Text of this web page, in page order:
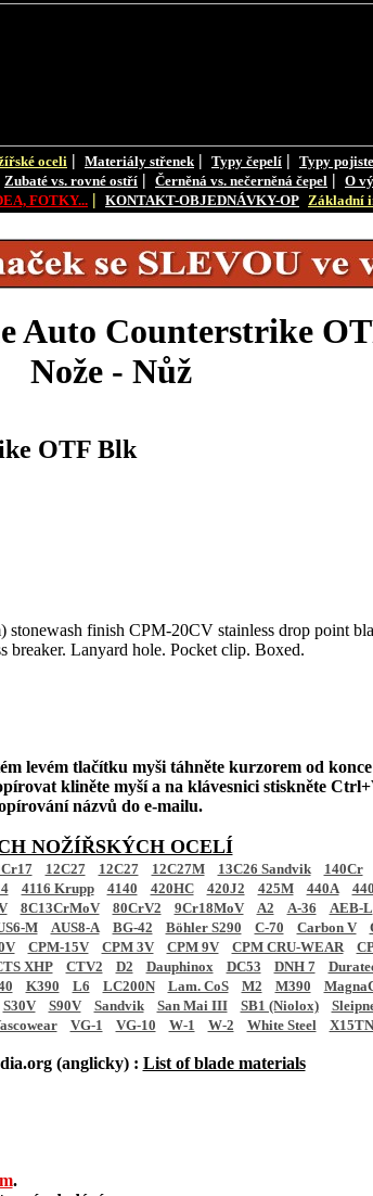
oceli | Materiály střenek | Typy čepelí | Typy
Zubaté vs. rovné ostří | Černěná vs. nečerněná čepel | O
FOTKY... | KONTAKT-OBJEDNÁVKY-OP Základní
Auto Counterstrike
Nože - Nůž
OTF Blk
finish CPM-20CV stainless drop point
breaker. Lanyard hole. Pocket clip. Boxed.
levém tlačítku myši táhněte kurzorem od
kliněte myší a na klávesnici stiskněte
názvů do e-mailu.
NOŽÍŘSKÝCH OCELÍ
12C27 12C27 12C27M 13C26 Sandvik 140Cr
4116 Krupp 4140 420HC 420J2 425M 440A
8C13CrMoV 80CrV2 9Cr18MoV A2 A-36 AEB-L
M AUS8-A BG-42 Böhler S290 C-70 Carbon V
CPM-15V CPM 3V CPM 9V CPM CRU-WEAR
XHP CTV2 D2 Dauphinox DC53 DNH 7
K390 L6 LC200N Lam. CoS M2 M390
S30V S90V Sandvik San Mai III SB1 (Niolox)
VG-1 VG-10 W-1 W-2 White Steel X15TN
(anglicky) : List of blade materials
.